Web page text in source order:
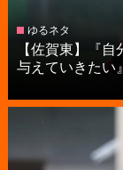
ゆるネタ
【佐賀東】『
与えていきたい